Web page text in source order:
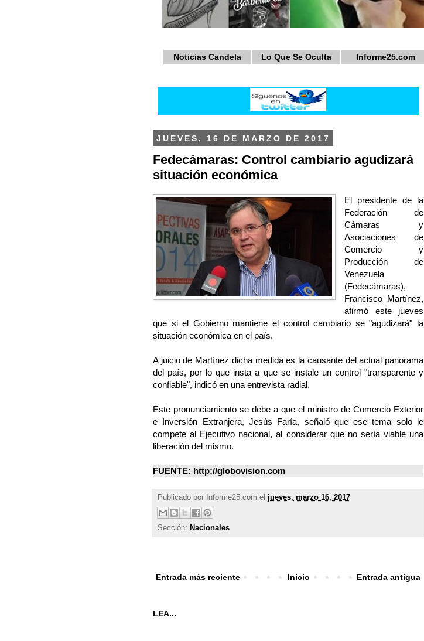
Noticias Candela Lo Que Se Oculta Informe25.com
JUEVES, 16 DE MARZO DE 2017
Fedecámaras: Control cambiario agudizará
situación económica
El presidente de la
Federación de
Cámaras y
Asociaciones de
Comercio y
Producción de
Venezuela
(Fedecámaras),
Francisco Martínez,
afirmó este jueves
que si el Gobierno mantiene el control cambiario se "agudizará" la
situación económica en el país.
A juicio de Martínez dicha medida es la causante del actual panorama
del país, por lo que insta a que se instale un control "transparente y
confiable", indicó en una entrevista radial.
Este pronunciamiento se debe a que el ministro de Comercio Exterior
e Inversión Extranjera, Jesús Faría, señaló que ese tema solo le
compete al Ejecutivo nacional, al considerar que no sería viable una
liberación del mismo.
FUENTE: http://globovision.com
Publicado por Informe25.com el jueves, marzo 16, 2017
Sección: Nacionales
Entrada más reciente Entrada antigua
Inicio
LEA...